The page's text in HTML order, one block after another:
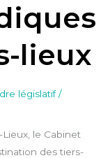
lieux
législatif/
le Cabinet
des tiers-